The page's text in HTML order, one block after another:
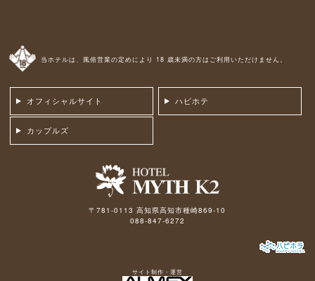
当ホテルは、風俗営業の定めにより 18 歳未満の方はご利用いただけません。
オフィシャルサイト ハピホテ
カップルズ
〒781-0113 高知県高知市種崎869-10
088-847-6272
サイト制作・運営